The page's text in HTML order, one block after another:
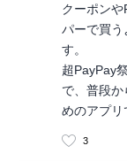
クーポン
パーで買う
す。
超PayPay
で、普段
めのアプリ
3